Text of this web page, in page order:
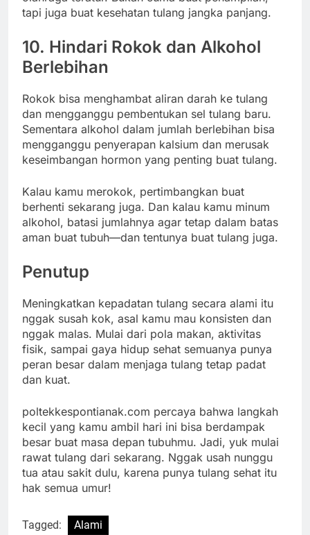
tapi juga buat kesehatan tulang jangka panjang.
10. Hindari Rokok dan Alkohol
Berlebihan
Rokok bisa menghambat aliran darah ke tulang
dan mengganggu pembentukan sel tulang baru.
Sementara alkohol dalam jumlah berlebihan bisa
mengganggu penyerapan kalsium dan merusak
keseimbangan hormon yang penting buat tulang.
Kalau kamu merokok, pertimbangkan buat
berhenti sekarang juga. Dan kalau kamu minum
alkohol, batasi jumlahnya agar tetap dalam batas
aman buat tubuh—dan tentunya buat tulang juga.
Penutup
Meningkatkan kepadatan tulang secara alami itu
nggak susah kok, asal kamu mau konsisten dan
nggak malas. Mulai dari pola makan, aktivitas
fisik, sampai gaya hidup sehat semuanya punya
peran besar dalam menjaga tulang tetap padat
dan kuat.
poltekkespontianak.com percaya bahwa langkah
kecil yang kamu ambil hari ini bisa berdampak
besar buat masa depan tubuhmu. Jadi, yuk mulai
rawat tulang dari sekarang. Nggak usah nunggu
tua atau sakit dulu, karena punya tulang sehat itu
hak semua umur!
Tagged:
Alami